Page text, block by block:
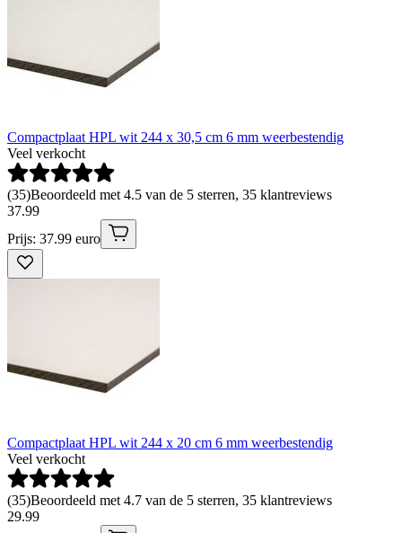
Compactplaat HPL wit 244 x 30,5 cm 6 mm weerbestendig
Veel verkocht
(35)Beoordeeld met 4.5 van de 5 sterren, 35 klantreviews
37.99
Prijs: 37.99 euro
Compactplaat HPL wit 244 x 20 cm 6 mm weerbestendig
Veel verkocht
(35)Beoordeeld met 4.7 van de 5 sterren, 35 klantreviews
29.99